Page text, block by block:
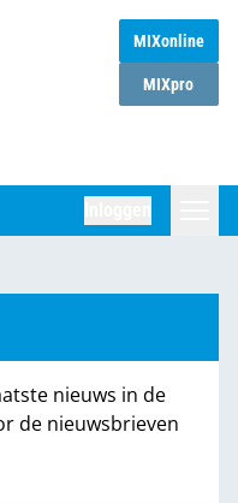
MIXonline
MIXpro
nieuws in de
de nieuwsbrieven